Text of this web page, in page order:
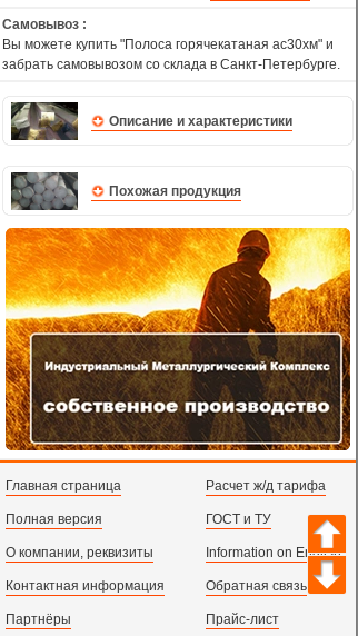
Самовывоз :
Вы можете купить "Полоса горячекатаная ас30хм" и
забрать самовывозом со склада в Санкт-Петербурге.
Описание и характеристики
Похожая продукция
Главная страница
Полная версия
О компании, реквизиты
Контактная информация
Партнёры
Расчет ж/д тарифа
ГОСТ и ТУ
Information on English
Обратная связь
Прайс-лист